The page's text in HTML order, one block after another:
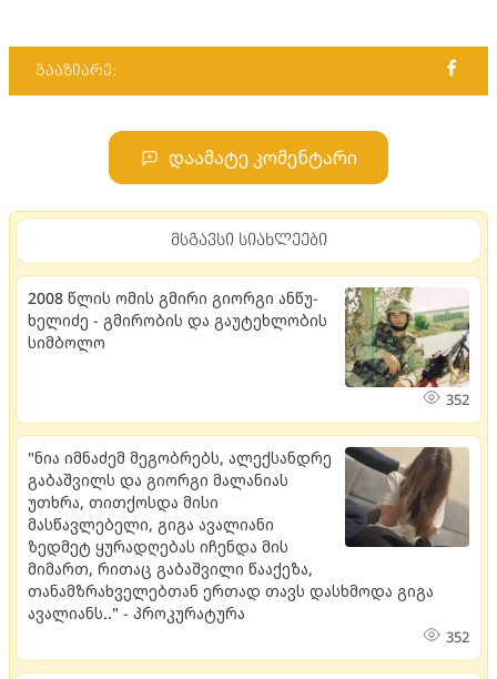
გააზიარე:
დაამატე კომენტარი
მსგავსი სიახლეები
2008 წლის ომის გმირი გი­ორ­გი ან­წუ­
ხე­ლი­ძე - გმი­რო­ბის და გა­უ­ტეხ­ლო­ბის
სიმ­ბო­ლო
352
"ნია იმნაძემ მეგობრებს, ალექსანდრე
გაბაშვილს და გიორგი მალანიას
უთხრა, თითქოსდა მისი
მასწავლებელი, გიგა ავალიანი
ზედმეტ ყურადღებას იჩენდა მის
მიმართ, რითაც გაბაშვილი წააქეზა,
თანამზრახველებთან ერთად თავს დასხმოდა გიგა
ავალიანს.." - პროკურატურა
352